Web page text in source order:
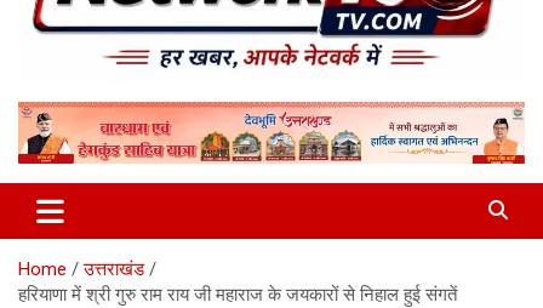
Network10tv
Home
उत्तराखंड
हरियाणा में श्री गुरु राम राय जी महाराज के जयकारों से निहाल हुई संगतें